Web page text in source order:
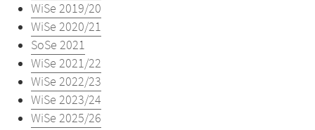
WiSe 2019/20
WiSe 2020/21
SoSe 2021
WiSe 2021/22
WiSe 2022/23
WiSe 2023/24
WiSe 2025/26